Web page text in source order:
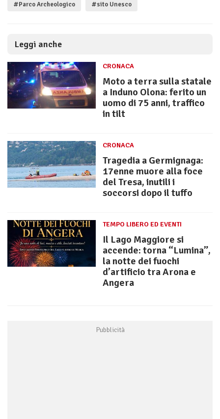
#Parco Archeologico #sito Unesco
Leggi anche
CRONACA
Moto a terra sulla statale
a Induno Olona: ferito un
uomo di 75 anni, traffico
in tilt
CRONACA
Tragedia a Germignaga:
17enne muore alla foce
del Tresa, inutili i
soccorsi dopo il tuffo
TEMPO LIBERO ED EVENTI
Il Lago Maggiore si
accende: torna “Lumina”,
la notte dei fuochi
d’artificio tra Arona e
Angera